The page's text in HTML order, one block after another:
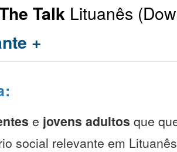
Talk Lituanês
+
e jovens adultos que
social relevante em